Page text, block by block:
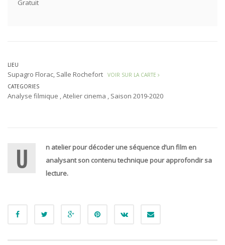
Gratuit
LIEU
Supagro Florac, Salle Rochefort
VOIR SUR LA CARTE
CATEGORIES
Analyse filmique ,Atelier cinema , Saison 2019-2020
Un atelier pour décoder une séquence d’un film en
analysant son contenu technique pour approfondir sa
lecture.